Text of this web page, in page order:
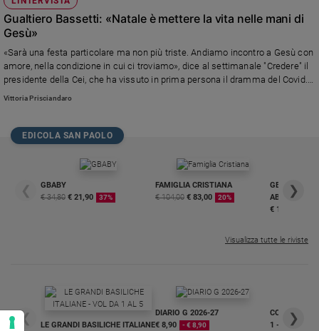
Gualtiero Bassetti: «Natale è mettere la vita nelle mani di
Gesù»
«Sarà una festa particolare ma non più triste. Andiamo incontro a Gesù con
amore, nella condizione in cui ci troviamo», dice al settimanale "Credere" il
presidente della Cei, che ha vissuto in prima persona il dramma del Covid.
«Dobbiamo prenderci cura gli uni degli altri». (Nella foto Ansa: il cardinale
Vittoria Prisciandaro
EDICOLA SAN PAOLO
❮
GBABY
€ 34,80 € 21,90 37%
FAMIGLIA CRISTIANA
€ 104,00 € 83,00 20%
GBABY
€ 16,99
❯
Visualizza tutte le riviste
❮
LE GRANDI BASILICHE ITALIANE
DIARIO G 2026-27
€ 8,90
- € 8,90
COLLANA
1 - 2
❯